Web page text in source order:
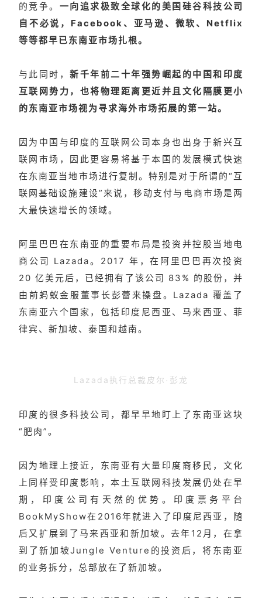
的竞争。 一向追求极致全球化的美国硅谷科技公司
自不必说，Facebook、亚马逊、微软、Netflix
等等都早已东南亚市场扎根。
与此同时，新千年前二十年强势崛起的中国和印度
互联网势力，也将物理距离更近并且文化隔膜更小
的东南亚市场视为寻求海外市场拓展的第一站。
因为中国与印度的互联网公司本身也出身于新兴互
联网市场，因此更容易将基于本国的发展模式快速
在东南亚当地市场进行复制。特别是对于所谓的“互
联网基础设施建设”来说，移动支付与电商市场是两
大最快速增长的领域。
阿里巴巴在东南亚的重要布局是投资并控股当地电
商公司 Lazada。2017 年，在阿里巴巴再次投资
20 亿美元后，已经拥有了该公司 83% 的股份，并
由前蚂蚁金服董事长彭蕾来操盘。Lazada 覆盖了
东南亚六个国家，包括印度尼西亚、马来西亚、菲
律宾、新加坡、泰国和越南。
Lazada执行总裁皮尔 · 彭龙
印度的很多科技公司，都早早地盯上了东南亚这块
“肥肉”。
因为地理上接近，东南亚有大量印度裔移民，文化
上同样受印度影响，本土互联网科技发展仍处在早
期，印度公司有天然的优势。印度票务平台
BookMyShow在2016年就进入了印度尼西亚，随
后又扩展到了马来西亚和新加坡。去年12月，在拿
到了新加坡Jungle Venture的投资后，将东南亚
的业务拆分，总部放在了新加坡。